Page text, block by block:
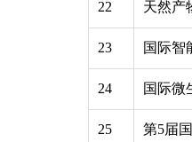
22 天然产
23 国际智
24 国际微
25 第5届